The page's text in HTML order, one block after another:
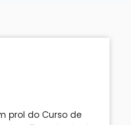
prol do Curso de